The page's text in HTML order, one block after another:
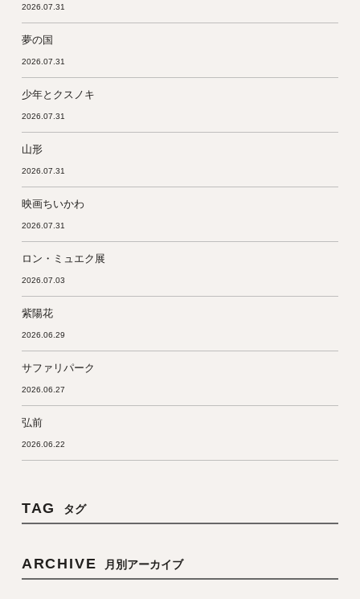
2026.07.31
夢の国
2026.07.31
少年とクスノキ
2026.07.31
山形
2026.07.31
映画ちいかわ
2026.07.31
ロン・ミュエク展
2026.07.03
紫陽花
2026.06.29
サファリパーク
2026.06.27
弘前
2026.06.22
TAG タグ
ARCHIVE 月別アーカイブ